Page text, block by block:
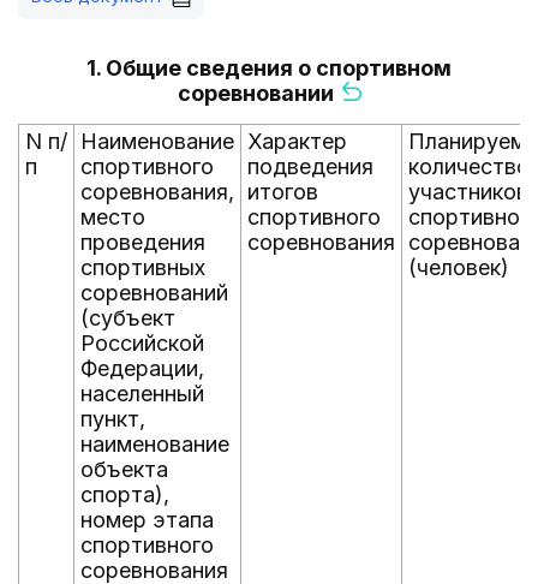
1. Общие сведения о спортивном
соревновании
N п/
п
Наименование
спортивного
соревнования,
место
проведения
спортивных
соревнований
(субъект
Российской
Федерации,
населенный
пункт,
наименование
объекта
спорта),
номер этапа
спортивного
соревнования
Характер
подведения
итогов
спортивного
соревнования
количество
участников
(человек)